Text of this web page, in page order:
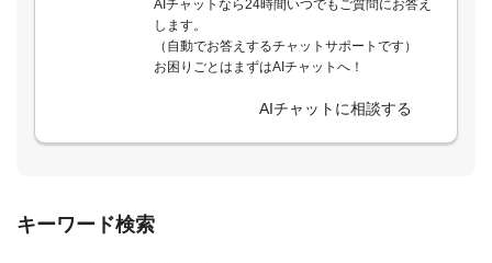
AIチャットなら24時間いつでもご質問にお答え
します。
（自動でお答えするチャットサポートです）
お困りごとはまずはAIチャットへ！
AIチャットに相談する
キーワード検索